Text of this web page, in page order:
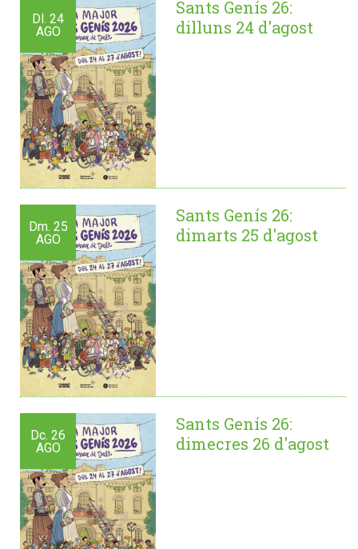
Dl. 24
AGO
Sants Genís 26:
dilluns 24 d'agost
Dm. 25
AGO
Sants Genís 26:
dimarts 25 d'agost
Dc. 26
AGO
Sants Genís 26:
dimecres 26 d'agost